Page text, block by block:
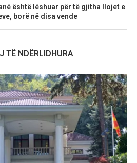
është lëshuar për të gjitha llojet e
borë në disa vende
TË NDËRLIDHURA